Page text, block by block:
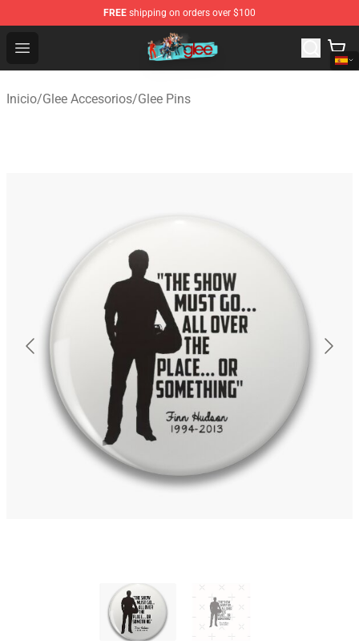
FREE shipping on orders over $100
Open menu
Glee Store - Official Glee Merchandise Shop
Inicio/Glee Accesorios/Glee Pins